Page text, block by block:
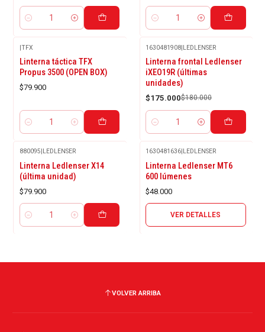
Cantidad Cantidad
|TFX
Linterna táctica TFX
Propus 3500 (OPEN BOX)
$79.900
Cantidad
-3%
OFF
1630481908|LEDLENSER
Linterna frontal Ledlenser
iXEO19R (últimas
unidades)
$175.000$180.000
Cantidad
880095 LEDLENSER
Linterna Ledlenser X14
(última unidad)
$79.900
Cantidad
1630481636 LEDLENSER
Linterna Ledlenser MT6
600 lúmenes
$48.000
VER DETALLES
VOLVER ARRIBA